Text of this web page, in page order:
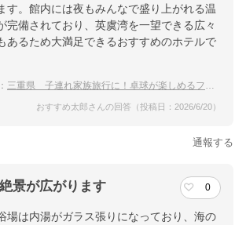
す。館内には夜もみんなで盛り上がれる温
完備されており、英虞湾を一望できる広々
あるため大満足できるおすすめのホテルで
三重県 子連れ家族旅行に！卓球が楽しめるファミリー向け温泉宿
おすすめ太郎さんの回答（投稿日：2026/6/20）
通報する
景が広がります 0
場は内湯がガラス張りになっており、海の